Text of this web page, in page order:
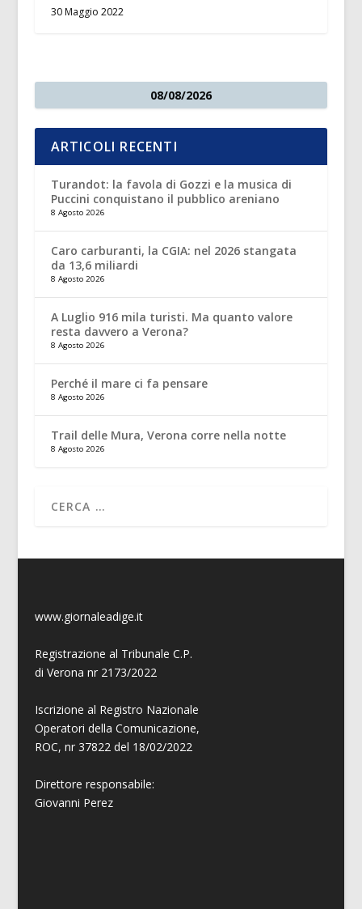
30 Maggio 2022
08/08/2026
ARTICOLI RECENTI
Turandot: la favola di Gozzi e la musica di
Puccini conquistano il pubblico areniano
8 Agosto 2026
Caro carburanti, la CGIA: nel 2026 stangata
da 13,6 miliardi
8 Agosto 2026
A Luglio 916 mila turisti. Ma quanto valore
resta davvero a Verona?
8 Agosto 2026
Perché il mare ci fa pensare
8 Agosto 2026
Trail delle Mura, Verona corre nella notte
8 Agosto 2026
www.giornaleadige.it
Registrazione al Tribunale C.P.
di Verona nr 2173/2022
Iscrizione al Registro Nazionale
Operatori della Comunicazione,
ROC, nr 37822 del 18/02/2022
Direttore responsabile:
Giovanni Perez